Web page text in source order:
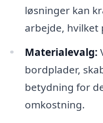
løsninger kan
arbejde, hvilket
Materialevalg:
bordplader,
betydning for
omkostning.